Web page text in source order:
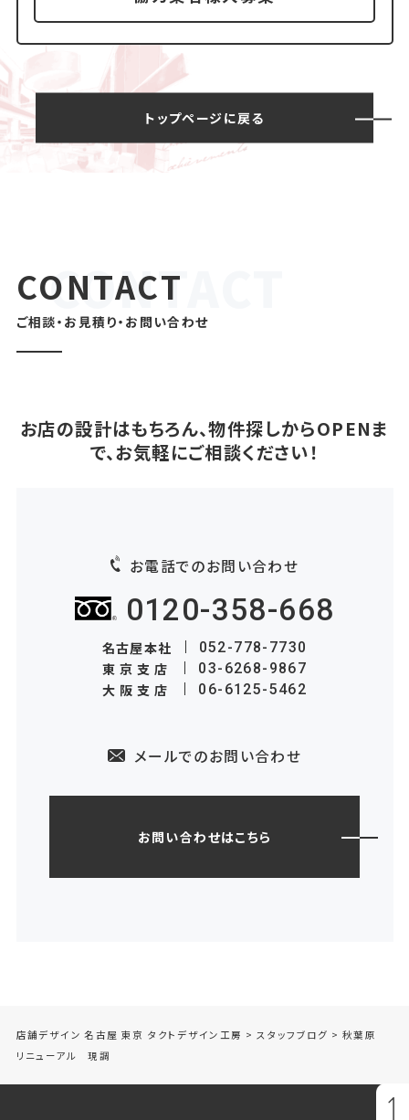
トップページに戻る
CONTACT
ご相談・お見積り・お問い合わせ
お店の設計はもちろん、物件探しからOPENま
で、お気軽にご相談ください！
お電話でのお問い合わせ
0120-358-668
名古屋本社 052-778-7730
東京支店 03-6268-9867
大阪支店 06-6125-5462
メールでのお問い合わせ
お問い合わせはこちら
店舗デザイン 名古屋 東京 タクトデザイン工房 > スタッフブログ > 秋葉原
リニューアル 現調